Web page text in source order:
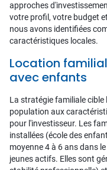
approches
votre profil, votre budget
nous avons identifiées
caractéristiques locales.
Location
avec enfants
La stratégie familiale cible
population aux
pour l'investisseur. Les
installées (école des
moyenne 4 à 6 ans dans
jeunes actifs. Elles sont